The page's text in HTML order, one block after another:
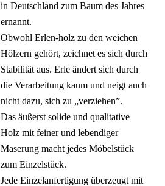
in Deutschland zum Baum des Jahres
ernannt.
Obwohl Erlen-holz zu den weichen
Hölzern gehört, zeichnet es sich durch
Stabilität aus. Erle ändert sich durch
die Verarbeitung kaum und neigt auch
nicht dazu, sich zu „verziehen”.
Das äußerst solide und qualitative
Holz mit feiner und lebendiger
Maserung macht jedes Möbelstück
zum Einzelstück.
Jede Einzelanfertigung überzeugt mit